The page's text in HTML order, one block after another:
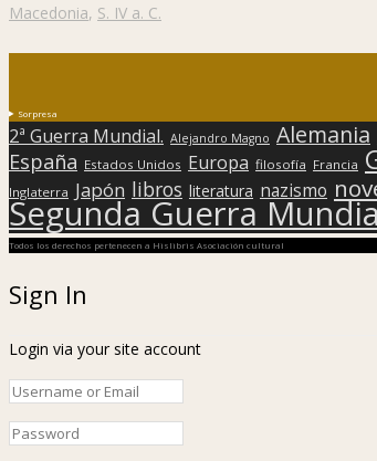
Macedonia, S. IV a. C.
Sorpresa
2ª Guerra Mundial. Alejandro Magno Alemania
España Estados Unidos Europa filosofía Francia
Inglaterra Japón libros literatura nazismo
Segunda Guerra
Todos los derechos pertenecen a Hislibris Asociación cultural
Sign In
Login via your site account